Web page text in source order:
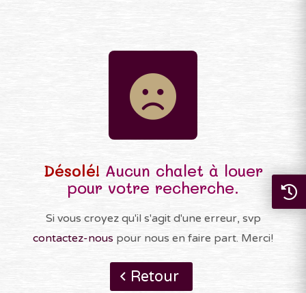
Désolé! Aucun chalet à louer
pour votre recherche.
Si vous croyez qu'il s'agit d'une erreur, svp
contactez-nous pour nous en faire part. Merci!
Retour